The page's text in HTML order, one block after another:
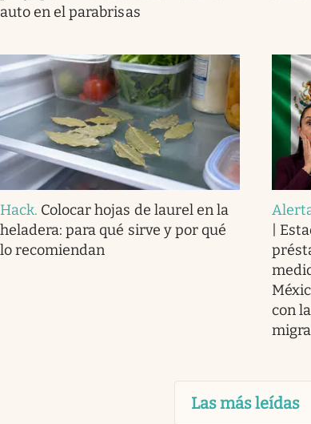
auto en el parabrisas
Hack. Colocar hojas de laurel en la
heladera: para qué sirve y por qué
lo recomiendan
|
con
Las más leídas